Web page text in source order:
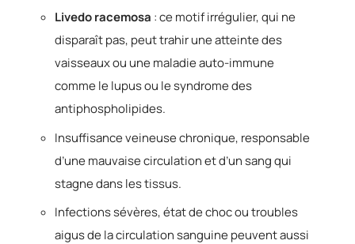
Livedo racemosa : ce motif irrégulier, qui ne
disparaît pas, peut trahir une atteinte des
vaisseaux ou une maladie auto-immune
comme le lupus ou le syndrome des
antiphospholipides.
Insuffisance veineuse chronique, responsable
d’une mauvaise circulation et d’un sang qui
stagne dans les tissus.
Infections sévères, état de choc ou troubles
aigus de la circulation sanguine peuvent aussi